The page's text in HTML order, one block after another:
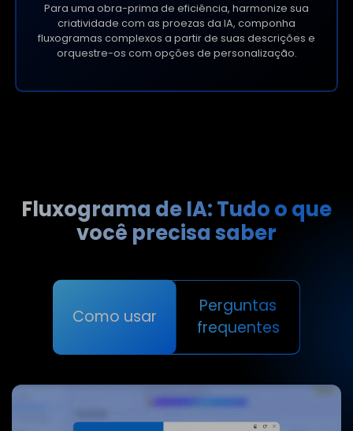
Para uma obra-prima de eficiência, harmonize sua
criatividade com as proezas da IA, componha
fluxogramas complexos a partir de suas descrições e
orquestre-os com opções de personalização.
Fluxograma de IA: Tudo o que
você precisa saber
Como usar
Perguntas
frequentes